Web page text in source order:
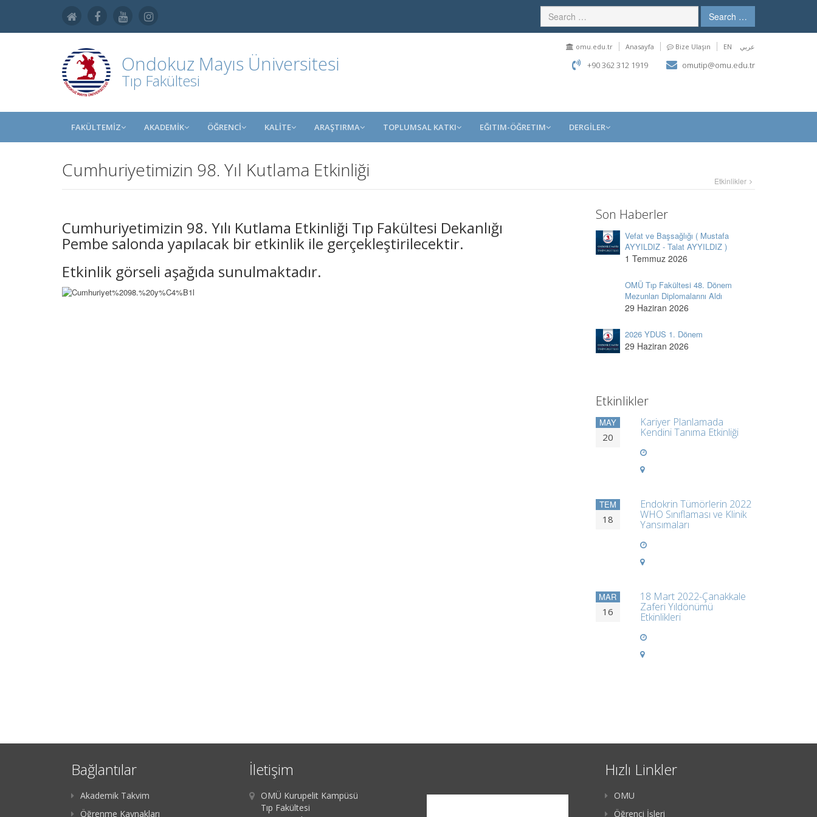
Search …
Ondokuz Mayıs Üniversitesi
Tıp Fakültesi
omu.edu.tr Anasayfa Bize Ulaşın EN عربي
+90 362 312 1919 omutip@omu.edu.tr
FAKÜLTEMİZ AKADEMİK ÖĞRENCİ KALİTE ARAŞTIRMA TOPLUMSAL KATKI EĞITIM-ÖĞRETIM DERGİLER
Cumhuriyetimizin 98. Yıl Kutlama Etkinliği Etkinlikler
Cumhuriyetimizin 98. Yılı Kutlama Etkinliği Tıp Fakültesi Dekanlığı
Pembe salonda yapılacak bir etkinlik ile gerçekleştirilecektir.
Etkinlik görseli aşağıda sunulmaktadır.
Son Haberler
Vefat ve Başsağlığı ( Mustafa
AYYILDIZ - Talat AYYILDIZ )
1 Temmuz 2026
OMÜ Tıp Fakültesi 48. Dönem
Mezunları Diplomalarını Aldı
29 Haziran 2026
2026 YDUS 1. Dönem
29 Haziran 2026
Etkinlikler
MAY
20
Kariyer Planlamada
Kendini Tanıma Etkinliği
TEM
18
Endokrin Tümörlerin 2022
WHO Sınıflaması ve Klinik
Yansımaları
MAR
16
18 Mart 2022-Çanakkale
Zaferi Yıldönümü
Etkinlikleri
Bağlantılar
Akademik Takvim
Öğrenme Kaynakları
İletişim
OMÜ Kurupelit Kampüsü
Tıp Fakültesi
Hızlı Linkler
OMU
Öğrenci İşleri